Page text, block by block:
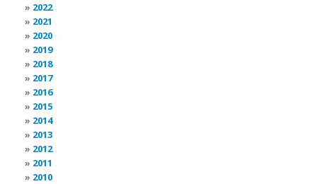
2022
2021
2020
2019
2018
2017
2016
2015
2014
2013
2012
2011
2010